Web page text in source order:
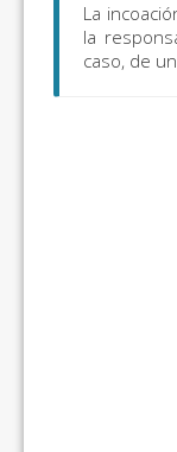
La
la
caso, de